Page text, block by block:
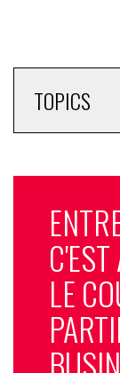
TOPICS
LE